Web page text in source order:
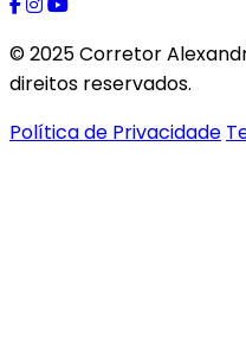
© 2025 Corretor
direitos reservados.
Política de Privacidade